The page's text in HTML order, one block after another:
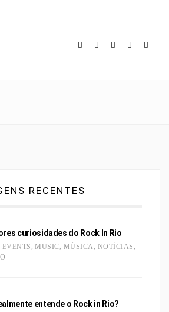
RECENTES
curiosidades do Rock In Rio
EVENTS ,MUSIC, MÚSICA , NOTÍCIAS ,
entende o Rock in Rio?